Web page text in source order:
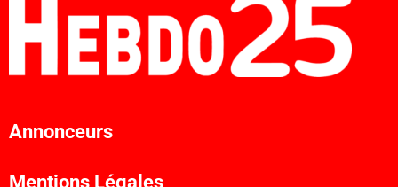
Annonceurs
Mentions Légales